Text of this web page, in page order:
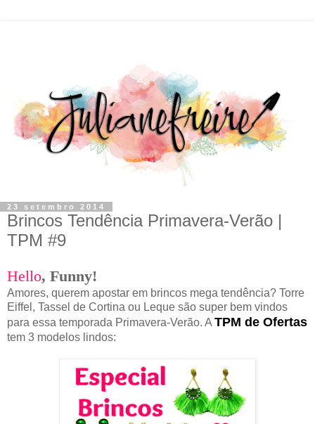
23 setembro 2014
Brincos Tendência Primavera-Verão |
TPM #9
Hello, Funny!
Amores, querem apostar em brincos mega tendência? Torre
Eiffel, Tassel de Cortina ou Leque são super bem vindos
para essa temporada Primavera-Verão. ATPM de Ofertas
tem 3 modelos lindos: